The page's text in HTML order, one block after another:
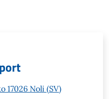
17026 Noli (SV)